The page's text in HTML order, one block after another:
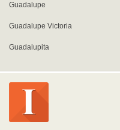
Guadalupe
Guadalupe Victoria
Guadalupita